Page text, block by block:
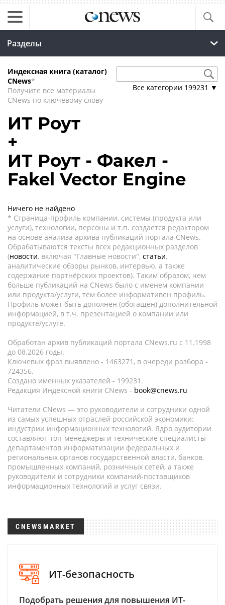
Разделы
Индексная книга (каталог)
CNews*
Получите все материалы
CNews по ключевому слову
Все категории 199231 ▼
ИТ Роут
+
ИТ Роут - Факел -
Fakel Vector Engine
Ничего не найдено
* Страница-профиль компании, системы (продукта или
услуги), технологии, персоны и т.п. создается редактором
на основе анализа архива публикаций портала CNews.
Обрабатываются тексты всех редакционных разделов
(новости, включая "Главные новости", статьи,
аналитические обзоры рынков, интервью, а также
содержание партнёрских проектов). Таким образом, чем
больше публикаций на CNews было с именем компании
или продукта/услуги, тем более информативен профиль.
Профиль может быть дополнен (обогащен) дополнительной
информацией, в т.ч. презентацией о компании или
продукте/услуге.
Обработан архив публикаций портала CNews.ru c 11.1998
до 08.2026 годы.
Ключевых фраз выявлено - 1463271, в очереди разбора -
724356.
Создано именных указателей - 199231.
Редакция Индексной книги CNews - book@cnews.ru
Читатели CNews — это руководители и сотрудники одной
из самых успешных отраслей российской экономики:
индустрии информационных технологий. Ядро аудитории
составляют топ-менеджеры и технические специалисты
департаментов информатизации федеральных и
региональных органов государственной власти, банков,
промышленных компаний, розничных сетей, а также
руководители и сотрудники компаний-поставщиков
информационных технологий и услуг связи.
CNEWSMARKET
ИТ-безопасность
Подобрать решения для повышения ИТ-